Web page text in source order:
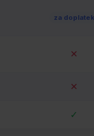
za doplatek
✕
✕
✓